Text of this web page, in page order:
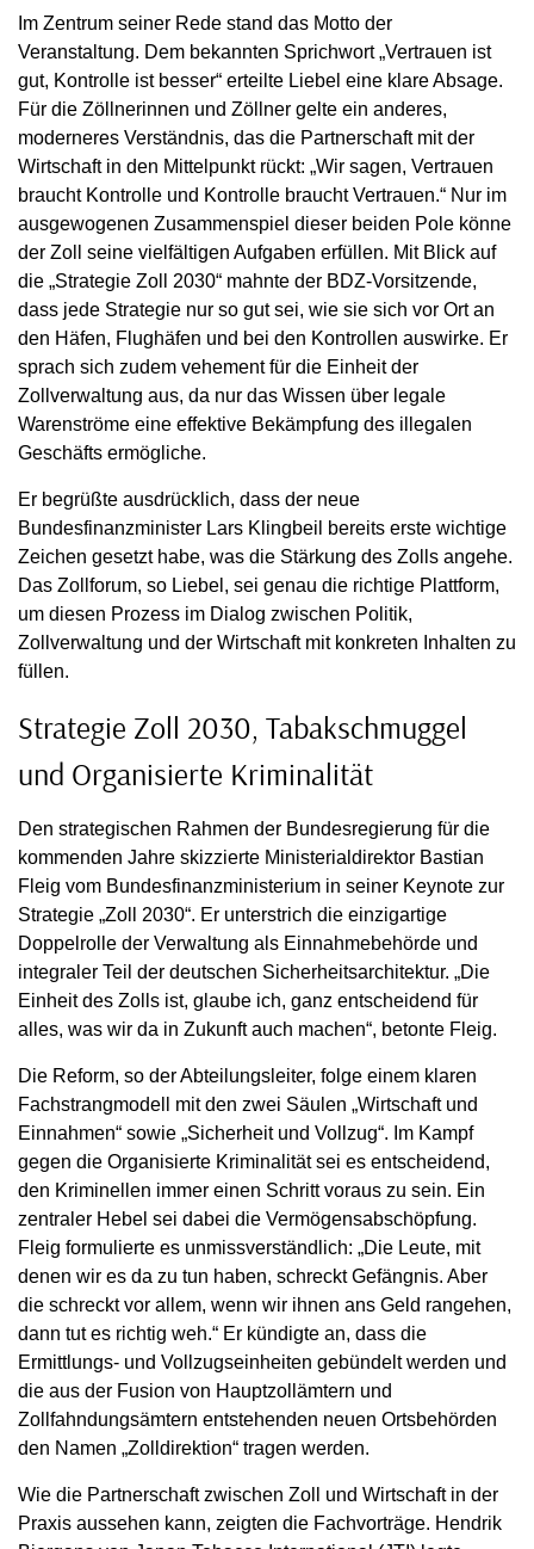
Im Zentrum seiner Rede stand das Motto der
Veranstaltung. Dem bekannten Sprichwort „Vertrauen ist
gut, Kontrolle ist besser“ erteilte Liebel eine klare Absage.
Für die Zöllnerinnen und Zöllner gelte ein anderes,
moderneres Verständnis, das die Partnerschaft mit der
Wirtschaft in den Mittelpunkt rückt: „Wir sagen, Vertrauen
braucht Kontrolle und Kontrolle braucht Vertrauen.“ Nur im
ausgewogenen Zusammenspiel dieser beiden Pole könne
der Zoll seine vielfältigen Aufgaben erfüllen. Mit Blick auf
die „Strategie Zoll 2030“ mahnte der BDZ-Vorsitzende,
dass jede Strategie nur so gut sei, wie sie sich vor Ort an
den Häfen, Flughäfen und bei den Kontrollen auswirke. Er
sprach sich zudem vehement für die Einheit der
Zollverwaltung aus, da nur das Wissen über legale
Warenströme eine effektive Bekämpfung des illegalen
Geschäfts ermögliche.
Er begrüßte ausdrücklich, dass der neue
Bundesfinanzminister Lars Klingbeil bereits erste wichtige
Zeichen gesetzt habe, was die Stärkung des Zolls angehe.
Das Zollforum, so Liebel, sei genau die richtige Plattform,
um diesen Prozess im Dialog zwischen Politik,
Zollverwaltung und der Wirtschaft mit konkreten Inhalten zu
füllen.
Strategie Zoll 2030, Tabakschmuggel
und Organisierte Kriminalität
Den strategischen Rahmen der Bundesregierung für die
kommenden Jahre skizzierte Ministerialdirektor Bastian
Fleig vom Bundesfinanzministerium in seiner Keynote zur
Strategie „Zoll 2030“. Er unterstrich die einzigartige
Doppelrolle der Verwaltung als Einnahmebehörde und
integraler Teil der deutschen Sicherheitsarchitektur. „Die
Einheit des Zolls ist, glaube ich, ganz entscheidend für
alles, was wir da in Zukunft auch machen“, betonte Fleig.
Die Reform, so der Abteilungsleiter, folge einem klaren
Fachstrangmodell mit den zwei Säulen „Wirtschaft und
Einnahmen“ sowie „Sicherheit und Vollzug“. Im Kampf
gegen die Organisierte Kriminalität sei es entscheidend,
den Kriminellen immer einen Schritt voraus zu sein. Ein
zentraler Hebel sei dabei die Vermögensabschöpfung.
Fleig formulierte es unmissverständlich: „Die Leute, mit
denen wir es da zu tun haben, schreckt Gefängnis. Aber
die schreckt vor allem, wenn wir ihnen ans Geld rangehen,
dann tut es richtig weh.“ Er kündigte an, dass die
Ermittlungs- und Vollzugseinheiten gebündelt werden und
die aus der Fusion von Hauptzollämtern und
Zollfahndungsämtern entstehenden neuen Ortsbehörden
den Namen „Zolldirektion“ tragen werden.
Wie die Partnerschaft zwischen Zoll und Wirtschaft in der
Praxis aussehen kann, zeigten die Fachvorträge. Hendrik